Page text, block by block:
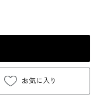
お気に入り